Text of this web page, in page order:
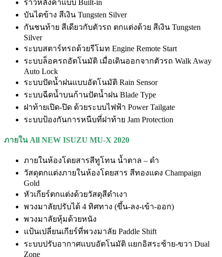
ราวหลังคาแบบ Built-in
บันไดข้าง สีเงิน Tungsten Silver
กันชนท้าย สีเดียวกับตัวรถ ตกแต่งด้วย สีเงิน Tungsten
Silver
ระบบสตาร์ทรถด้วยรีโมท Engine Remote Start
ระบบล็อครถอัตโนมัติ เมื่อเดินออกจากตัวรถ Walk Away
Auto Lock
ระบบปัดน้ำฝนแบบอัตโนมัติ Rain Sensor
ระบบฉีดน้ำบนก้านปัดน้ำฝน Blade Type
ฝาท้ายเปิด-ปิด ด้วยระบบไฟฟ้า Power Tailgate
ระบบป้องกันการหนีบที่ฝาท้าย Jam Protection
ภายใน All NEW ISUZU MU-X 2020
ภายในห้องโดยสารสีทูโทน น้ำตาล – ดำ
วัสดุตกแต่งภายในห้องโดยสาร สีทองแดง Champaign
Gold
หัวเกียร์ตกแต่งด้วยวัสดุสีดำเงา
พวงมาลัยปรับได้ 4 ทิศทาง (ขึ้น-ลง-เข้า-ออก)
พวงมาลัยหุ้มด้วยหนัง
แป้นเปลี่ยนเกียร์ที่พวงมาลัย Paddle Shift
ระบบปรับอากาศแบบอัตโนมัติ แยกอิสระซ้าย-ขวา Dual
Zone